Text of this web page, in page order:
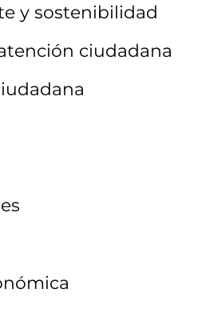
y sostenibilidad
ciudadana